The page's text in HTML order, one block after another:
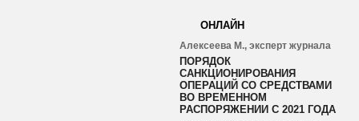
ОНЛАЙН
Алексеева М., эксперт журнала
ПОРЯДОК
САНКЦИОНИРОВАНИЯ
ОПЕРАЦИЙ СО СРЕДСТВАМИ
ВО ВРЕМЕННОМ
РАСПОРЯЖЕНИИ С 2021 ГОДА